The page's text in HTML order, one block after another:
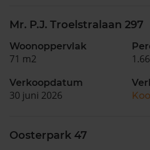
Mr. P.J. Troelstralaan 297
Woonoppervlak
71 m2
Verkoopdatum
30 juni 2026
Oosterpark 47